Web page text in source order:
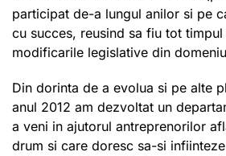
participat de-a lungul anilor si pe
cu succes, reusind sa fiu tot
modificarile legislative din
Din dorinta de a evolua si pe alte
anul 2012 am dezvoltat un
a veni in ajutorul antreprenorilor
drum si care doresc sa-si